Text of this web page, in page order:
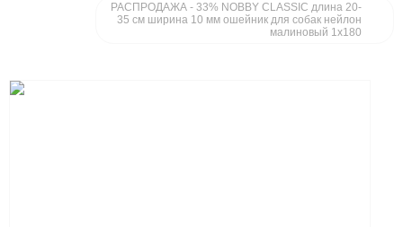
РАСПРОДАЖА - 33% NOBBY CLASSIC длина 20-
35 см ширина 10 мм ошейник для собак нейлон
малиновый 1х180